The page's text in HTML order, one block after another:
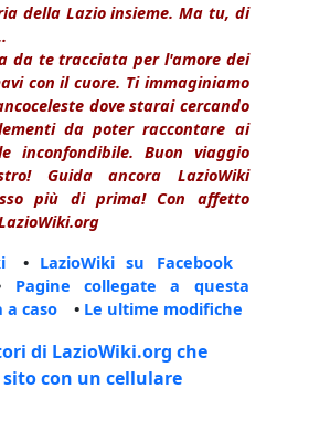
della Lazio insieme. Ma tu, di
da te tracciata per l'amore dei
con il cuore. Ti immaginiamo
dove starai cercando
da poter raccontare ai
Buon viaggio
Guida ancora LazioWiki
più di prima! Con affetto
• LazioWiki su Facebook
Pagine collegate a questa
a caso • Le ultime modifiche
di LazioWiki.org che
sito con un cellulare